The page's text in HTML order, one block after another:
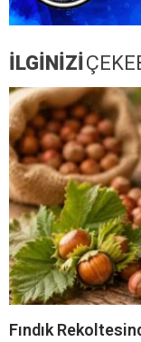
İLGİNİZİ
Fındık